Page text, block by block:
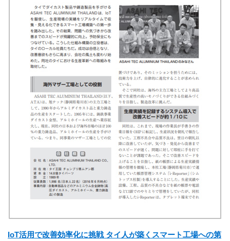
IoT活用で改善効率化に挑戦 タイ人が築くスマート工場への第